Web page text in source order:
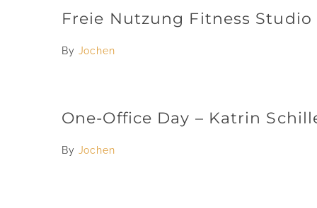
Freie Nutzung Fitness Studio
By Jochen
One-Office Day – Katrin
By Jochen